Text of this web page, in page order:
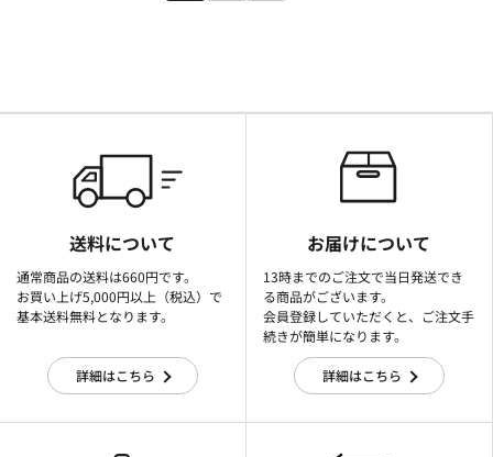
送料について
通常商品の送料は660円です。
お買い上げ5,000円以上（税込）で
基本送料無料となります。
詳細はこちら
お届けについて
13時までのご注文で当日発送でき
る商品がございます。
会員登録していただくと、ご注文手
続きが簡単になります。
詳細はこちら